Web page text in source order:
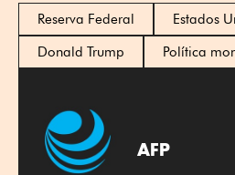
Reserva Federal
Estados
Donald Trump
Política
AFP